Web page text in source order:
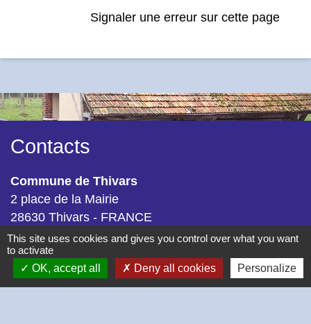
Signaler une erreur sur cette page
Contacts
Commune de Thivars
2 place de la Mairie
28630 Thivars - FRANCE
+33 2 37 26 40 21
This site uses cookies and gives you control over what you want
to activate
OK, accept all
Deny all cookies Personalize